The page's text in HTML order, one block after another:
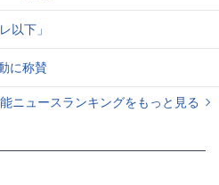
以下」
に称賛
ニュースランキングをもっと見る